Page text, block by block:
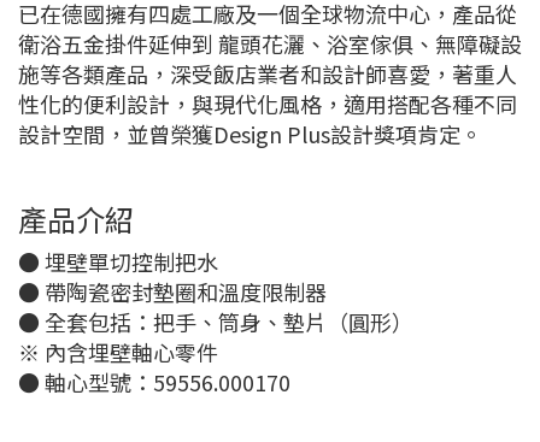
已在德國擁有四處工廠及一個全球物流中心，產品從
衛浴五金掛件延伸到 龍頭花灑、浴室傢俱、無障礙設
施等各類產品，深受飯店業者和設計師喜愛，著重人
性化的便利設計，與現代化風格，適用搭配各種不同
設計空間，並曾榮獲Design Plus設計獎項肯定。
產品介紹
● 埋壁單切控制把水
● 帶陶瓷密封墊圈和溫度限制器
● 全套包括：把手、筒身、墊片（圓形）
※ 內含埋壁軸心零件
● 軸心型號：59556.000170